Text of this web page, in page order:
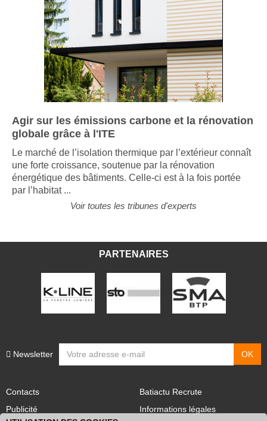
Agir sur les émissions carbone et la rénovation
globale grâce à l'ITE
Le marché de l’isolation thermique par l’extérieur connaît
une forte croissance, soutenue par la rénovation
énergétique des bâtiments. Celle-ci est à la fois portée
par l’habitat ...
Voir toutes les tribunes d'experts
PARTENAIRES
Newsletter
Contacts
Publicité
Batiactu Recrute
Informations légales